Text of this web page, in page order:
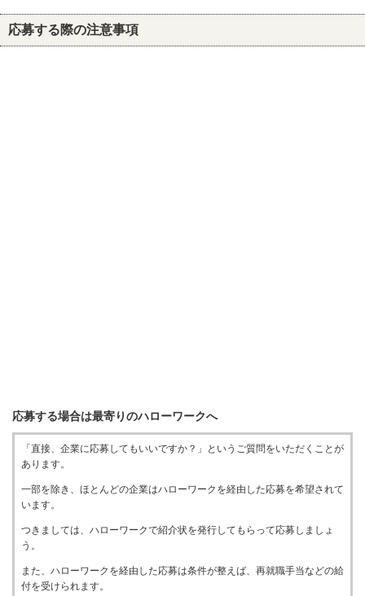
応募する際の注意事項
応募する場合は最寄りのハローワークへ
「直接、企業に応募してもいいですか？」というご質問をいただくことが
あります。
一部を除き、ほとんどの企業はハローワークを経由した応募を希望されて
います。
つきましては、ハローワークで紹介状を発行してもらって応募しましょ
う。
また、ハローワークを経由した応募は条件が整えば、再就職手当などの給
付を受けられます。